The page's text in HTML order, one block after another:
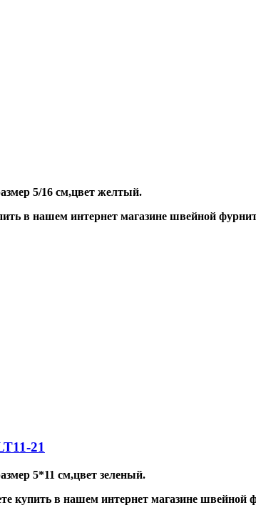
5/16 см,цвет желтый.
в нашем интернет магазине швейной
21
5*11 см,цвет зеленый.
купить в нашем интернет магазине швейной